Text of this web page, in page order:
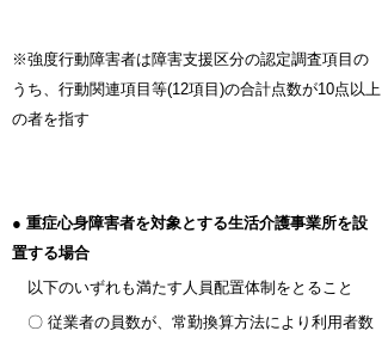
※強度行動障害者は障害支援区分の認定調査項目の
うち、行動関連項目等(12項目)の合計点数が10点以上
の者を指す
● 重症心身障害者を対象とする生活介護事業所を設
置する場合
以下のいずれも満たす人員配置体制をとること
〇 従業者の員数が、常勤換算方法により利用者数